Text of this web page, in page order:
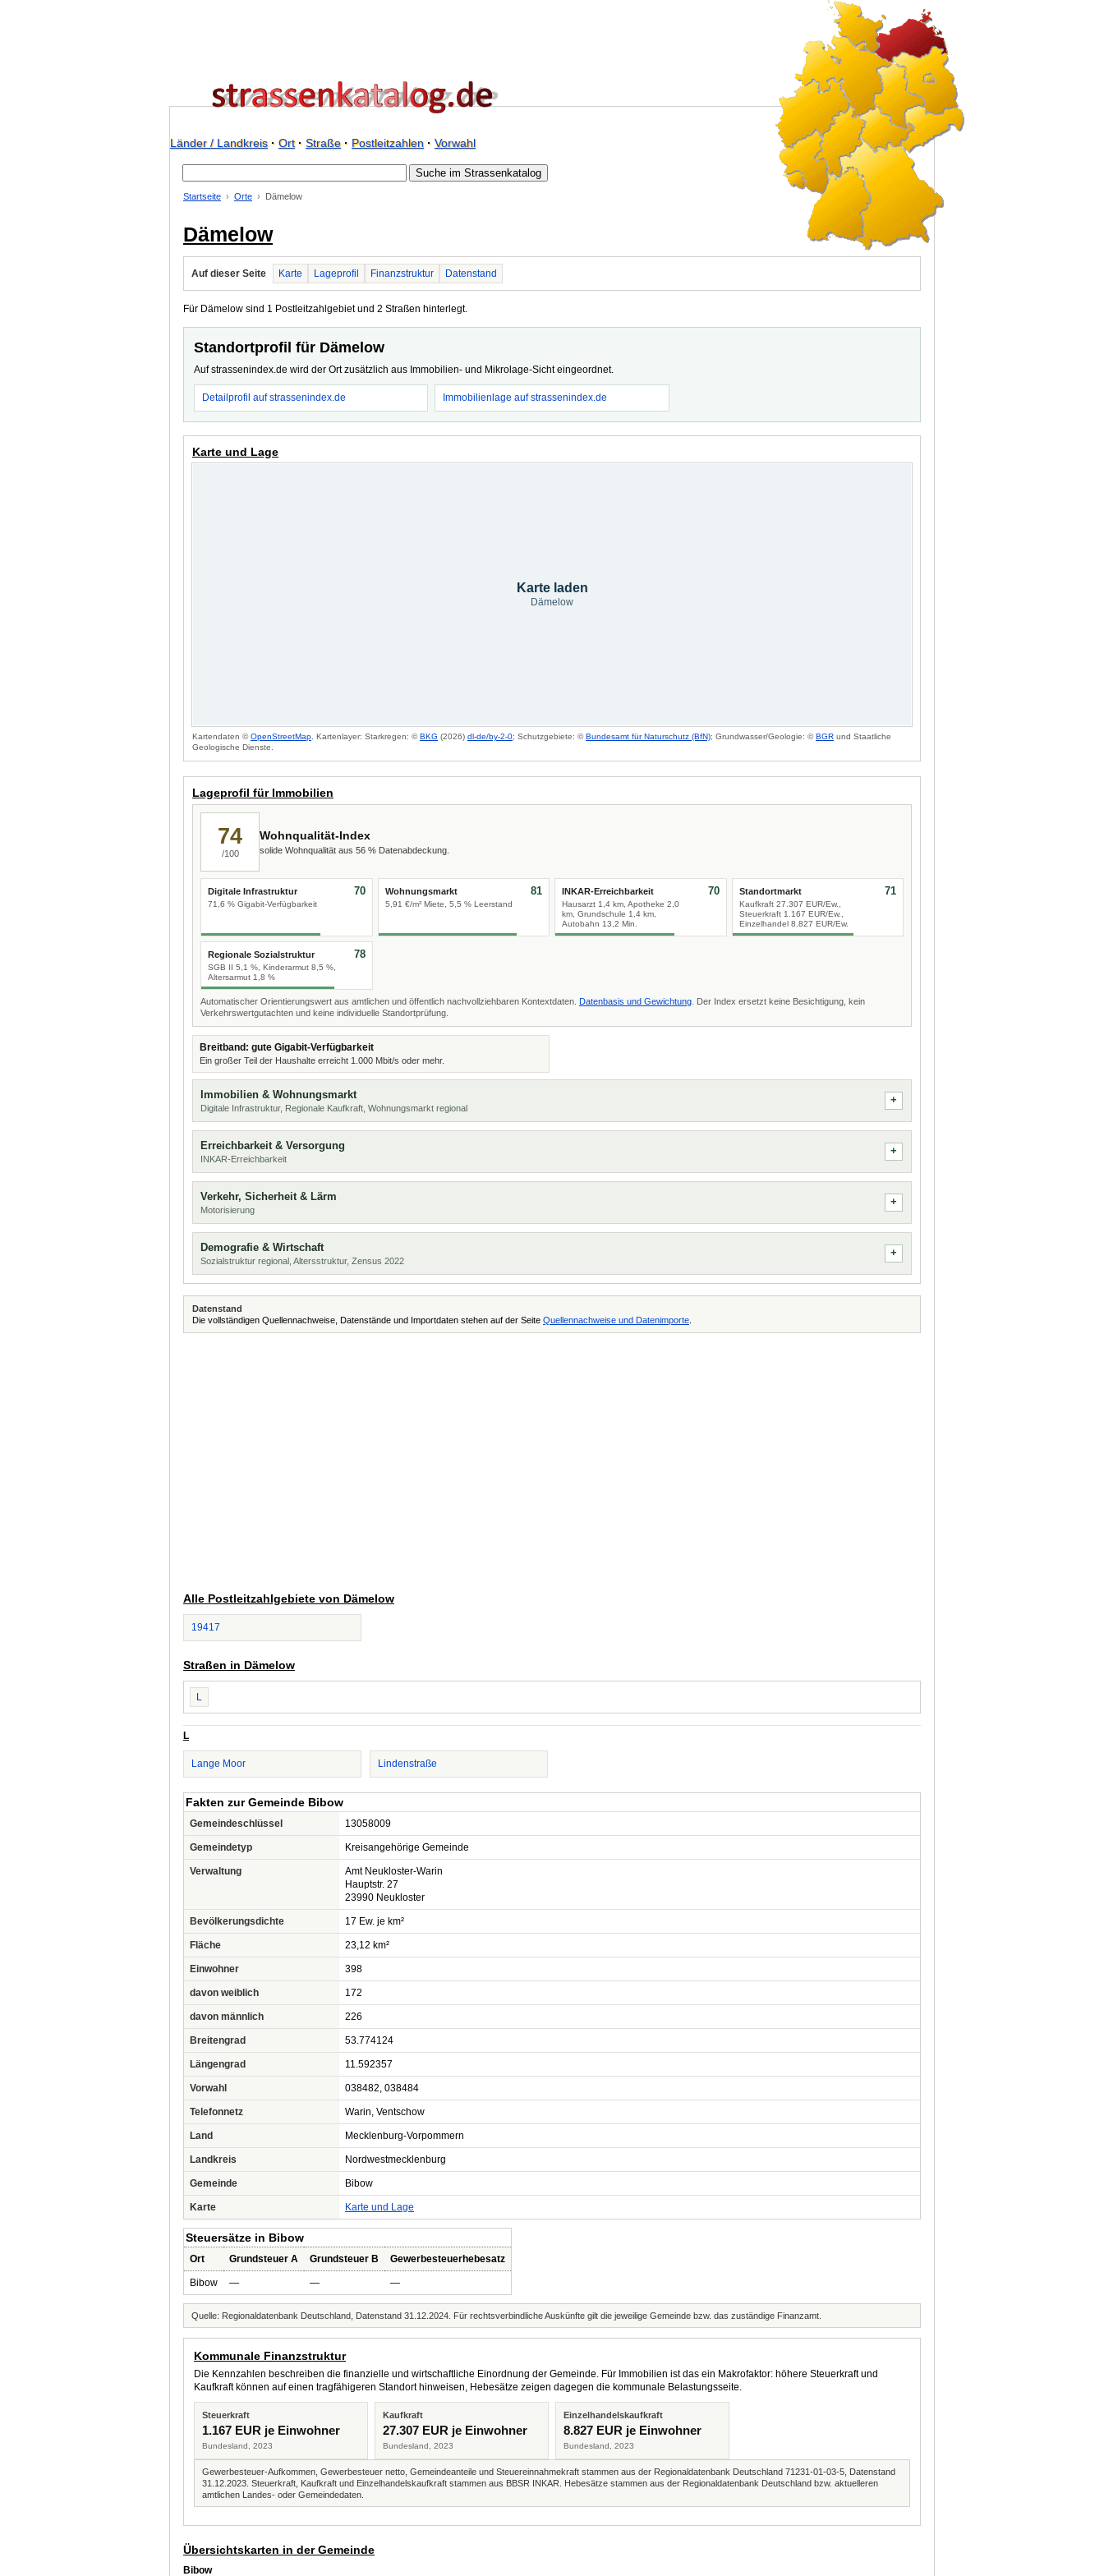
Länder / Landkreis· Ort· Straße· Postleitzahlen· Vorwahl
Startseite Orte Dämelow
Dämelow
Auf dieser Seite Karte Lageprofil Finanzstruktur Datenstand
Für Dämelow sind 1 Postleitzahlgebiet und 2 Straßen hinterlegt.
Standortprofil für Dämelow
Auf strassenindex.de wird der Ort zusätzlich aus Immobilien- und Mikrolage-Sicht eingeordnet.
Detailprofil auf strassenindex.de Immobilienlage auf strassenindex.de
Karte und Lage
Karte laden
Dämelow
Kartendaten ©OpenStreetMap . Kartenlayer: Starkregen: ©BKG (2026) dl-de/by-2-0; Schutzgebiete: ©Bundesamt für Naturschutz (BfN); Grundwasser/Geologie: ©BGR und Staatliche
Geologische Dienste.
Lageprofil für Immobilien
74
/100
Wohnqualität-Index
solide Wohnqualität aus 56 % Datenabdeckung.
Digitale Infrastruktur
71,6 % Gigabit-Verfügbarkeit
70 Wohnungsmarkt
5,91 €/m² Miete, 5,5 % Leerstand
81 INKAR-Erreichbarkeit
Hausarzt 1,4 km, Apotheke 2,0
km, Grundschule 1,4 km,
Autobahn 13,2 Min.
70 Standortmarkt
Kaufkraft 27.307 EUR/Ew.,
Steuerkraft 1.167 EUR/Ew.,
Einzelhandel 8.827 EUR/Ew.
71
Regionale Sozialstruktur
SGB II 5,1 %, Kinderarmut 8,5 %,
Altersarmut 1,8 %
78
Automatischer Orientierungswert aus amtlichen und öffentlich nachvollziehbaren Kontextdaten. Datenbasis und Gewichtung . Der Index ersetzt keine Besichtigung, kein
Verkehrswertgutachten und keine individuelle Standortprüfung.
Breitband: gute Gigabit-Verfügbarkeit
Ein großer Teil der Haushalte erreicht 1.000 Mbit/s oder mehr.
Immobilien & Wohnungsmarkt
Digitale Infrastruktur, Regionale Kaufkraft, Wohnungsmarkt regional
Erreichbarkeit & Versorgung
INKAR-Erreichbarkeit
Verkehr, Sicherheit & Lärm
Motorisierung
Demografie & Wirtschaft
Sozialstruktur regional, Altersstruktur, Zensus 2022
Datenstand
Die vollständigen Quellennachweise, Datenstände und Importdaten stehen auf der Seite Quellennachweise und Datenimporte
Alle Postleitzahlgebiete von Dämelow
19417
Straßen in Dämelow
L
L
Lange Moor Lindenstraße
Fakten zur Gemeinde Bibow
Gemeindeschlüssel 13058009
Gemeindetyp Kreisangehörige Gemeinde
Verwaltung
Amt Neukloster-Warin
Hauptstr. 27
23990 Neukloster
Bevölkerungsdichte 17 Ew. je km²
Fläche 23,12 km²
Einwohner 398
davon weiblich 172
davon männlich 226
Breitengrad 53.774124
Längengrad 11.592357
Vorwahl 038482, 038484
Telefonnetz Warin, Ventschow
Land Mecklenburg-Vorpommern
Landkreis Nordwestmecklenburg
Gemeinde Bibow
Karte Karte und Lage
Steuersätze in Bibow
Ort Grundsteuer A Grundsteuer B Gewerbesteuerhebesatz
Bibow — — —
Quelle: Regionaldatenbank Deutschland, Datenstand 31.12.2024. Für rechtsverbindliche Auskünfte gilt die jeweilige Gemeinde bzw. das zuständige Finanzamt.
Kommunale Finanzstruktur
Die Kennzahlen beschreiben die finanzielle und wirtschaftliche Einordnung der Gemeinde. Für Immobilien ist das ein Makrofaktor: höhere Steuerkraft und
Kaufkraft können auf einen tragfähigeren Standort hinweisen, Hebesätze zeigen dagegen die kommunale Belastungsseite.
Steuerkraft
1.167 EUR je Einwohner
Bundesland, 2023
Kaufkraft
27.307 EUR je Einwohner
Bundesland, 2023
Einzelhandelskaufkraft
8.827 EUR je Einwohner
Bundesland, 2023
Gewerbesteuer-Aufkommen, Gewerbesteuer netto, Gemeindeanteile und Steuereinnahmekraft stammen aus der Regionaldatenbank Deutschland 71231-01-03-5, Datenstand
31.12.2023. Steuerkraft, Kaufkraft und Einzelhandelskaufkraft stammen aus BBSR INKAR. Hebesätze stammen aus der Regionaldatenbank Deutschland bzw. aktuelleren
amtlichen Landes- oder Gemeindedaten.
Übersichtskarten in der Gemeinde
Bibow